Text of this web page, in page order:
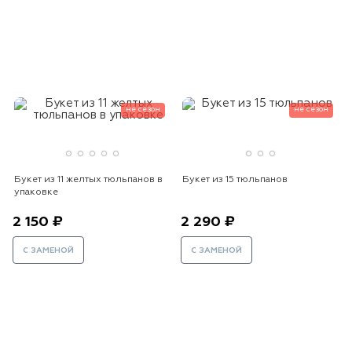
не сезон
Букет из 11 желтых тюльпанов в
упаковке
2 150 ₽
С ЗАМЕНОЙ
не сезон
Букет из 15 тюльпанов
2 290 ₽
С ЗАМЕНОЙ